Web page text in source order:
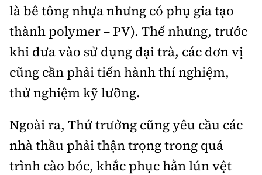
là bê tông nhựa nhưng có phụ gia tạo
thành polymer – PV). Thế nhưng, trước
khi đưa vào sử dụng đại trà, các đơn vị
cũng cần phải tiến hành thí nghiệm,
thử nghiệm kỹ lưỡng.
Ngoài ra, Thứ trưởng cũng yêu cầu các
nhà thầu phải thận trọng trong quá
trình cào bóc, khắc phục hằn lún vệt